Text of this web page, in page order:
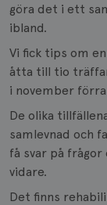
göra det i ett
ibland.
Vi fick tips om
åtta till tio
i november
De olika
samlevnad och
få svar på
vidare.
Det finns